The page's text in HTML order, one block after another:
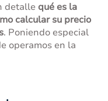
detalle qué es la
calcular su precio
. Poniendo especial
operamos en la